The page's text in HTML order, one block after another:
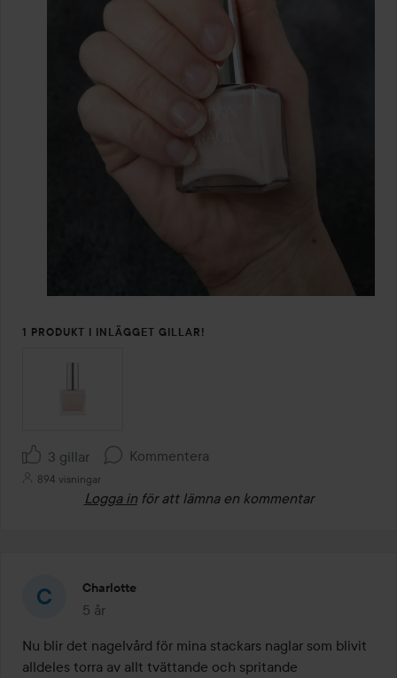
1 PRODUKT I INLÄGGET GILLAR!
3 gillar Kommentera
894 visningar
Logga in för att lämna en kommentar
Charlotte
5 år
Inlägget skapades 5 år
Nu blir det nagelvård för mina stackars naglar som blivit